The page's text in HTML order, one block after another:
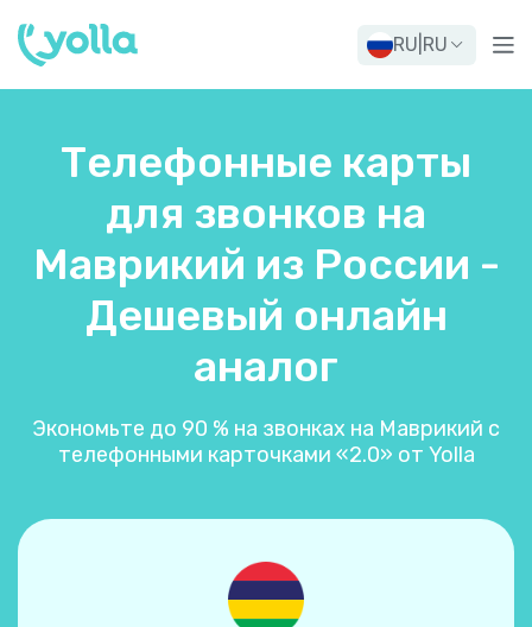
RU RU
Телефонные карты
для звонков на
Маврикий из России -
Дешевый онлайн
аналог
Экономьте до 90 % на звонках на Маврикий с
телефонными карточками «2.0» от Yolla